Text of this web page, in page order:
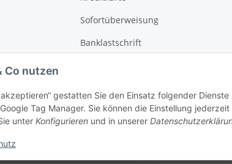
Co nutzen
gestatten Sie den Einsatz folgender
Tag Manager. Sie können die Einstellung
unter Konfigurieren und in unserer
Sofortüberweisung
Banklastschrift